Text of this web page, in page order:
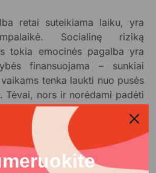
retai suteikiama laiku, yra
Socialinę riziką
tokia emocinės pagalba yra
finansuojama – sunkiai
tenka laukti nuo pusės
Tėvai, nors ir norėdami padėti
tam galimybių, žinių,
Lietuvoje atliktos apklausos
10 trūksta informacijos, ką ir
proc. stinga kantrybės, o net
jiems trūksta laiko savo vaikų